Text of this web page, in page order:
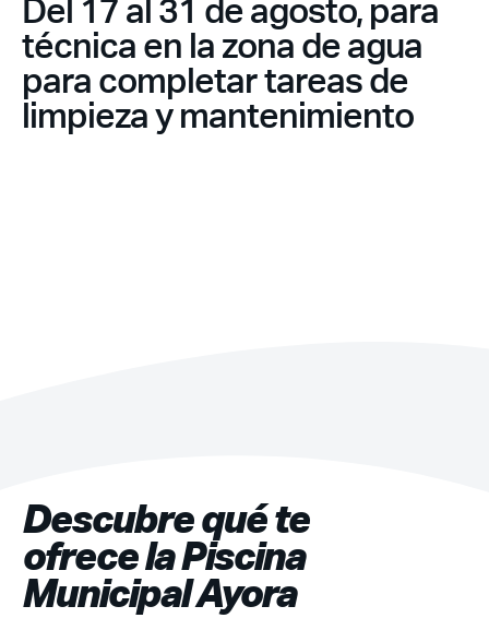
Del 17 al 31 de agosto, para
técnica en la zona de agua
para completar tareas de
limpieza y mantenimiento
Descubre qué te
ofrece la Piscina
Municipal Ayora